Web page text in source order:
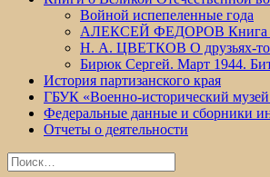
Войной испепеленные года
АЛЕКСЕЙ ФЕДОРОВ Книга
Н. А. ЦВЕТКОВ О друзьях-
Бирюк Сергей. Март 1944.
История партизанского края
ГБУК «Военно-исторический музей
Федеральные данные и сборники
Отчеты о деятельности
Найти: